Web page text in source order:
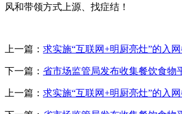
风和带领方式上源、找症结！
上一篇： 求实施“互联网+明厨亮灶”的入
下一篇： 省市场监管局发布收集餐饮食物
上一篇： 求实施“互联网+明厨亮灶”的入